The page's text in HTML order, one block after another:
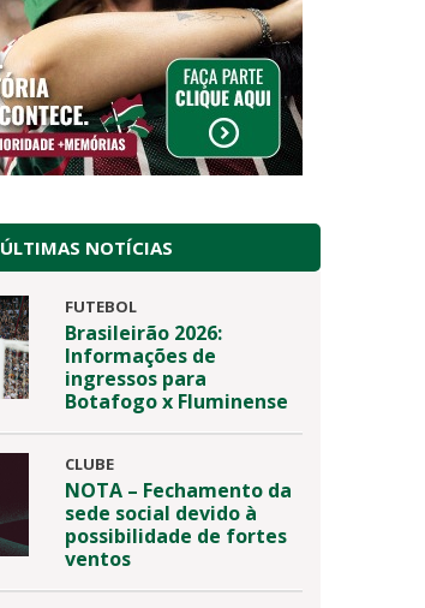
ÚLTIMAS NOTÍCIAS
FUTEBOL
Brasileirão 2026:
Informações de
ingressos para
Botafogo x Fluminense
CLUBE
NOTA – Fechamento da
sede social devido à
possibilidade de fortes
ventos